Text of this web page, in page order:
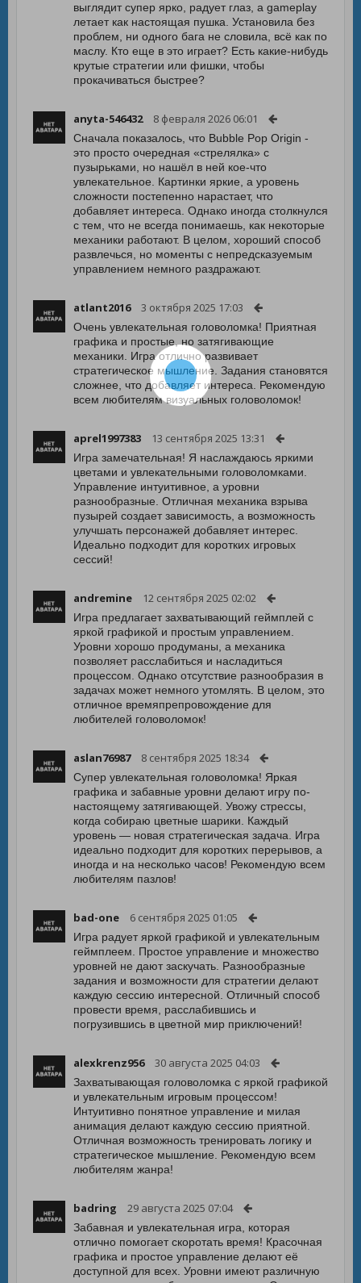
выглядит супер ярко, радует глаз, а gameplay
летает как настоящая пушка. Установила без
проблем, ни одного бага не словила, всё как по
маслу. Кто еще в это играет? Есть какие-нибудь
крутые стратегии или фишки, чтобы
прокачиваться быстрее?
anyta-546432 8 февраля 2026 06:01
Сначала показалось, что Bubble Pop Origin -
это просто очередная «стрелялка» с
пузырьками, но нашёл в ней кое-что
увлекательное. Картинки яркие, а уровень
сложности постепенно нарастает, что
добавляет интереса. Однако иногда столкнулся
с тем, что не всегда понимаешь, как некоторые
механики работают. В целом, хороший способ
развлечься, но моменты с непредсказуемым
управлением немного раздражают.
atlant2016 3 октября 2025 17:03
Очень увлекательная головоломка! Приятная
графика и простые, но затягивающие
механики. Игра отлично развивает
стратегическое мышление. Задания становятся
сложнее, что добавляет интереса. Рекомендую
всем любителям визуальных головоломок!
aprel1997383 13 сентября 2025 13:31
Игра замечательная! Я наслаждаюсь яркими
цветами и увлекательными головоломками.
Управление интуитивное, а уровни
разнообразные. Отличная механика взрыва
пузырей создает зависимость, а возможность
улучшать персонажей добавляет интерес.
Идеально подходит для коротких игровых
сессий!
andremine 12 сентября 2025 02:02
Игра предлагает захватывающий геймплей с
яркой графикой и простым управлением.
Уровни хорошо продуманы, а механика
позволяет расслабиться и насладиться
процессом. Однако отсутствие разнообразия в
задачах может немного утомлять. В целом, это
отличное времяпрепровождение для
любителей головоломок!
aslan76987 8 сентября 2025 18:34
Супер увлекательная головоломка! Яркая
графика и забавные уровни делают игру по-
настоящему затягивающей. Увожу стрессы,
когда собираю цветные шарики. Каждый
уровень — новая стратегическая задача. Игра
идеально подходит для коротких перерывов, а
иногда и на несколько часов! Рекомендую всем
любителям пазлов!
bad-one 6 сентября 2025 01:05
Игра радует яркой графикой и увлекательным
геймплеем. Простое управление и множество
уровней не дают заскучать. Разнообразные
задания и возможности для стратегии делают
каждую сессию интересной. Отличный способ
провести время, расслабившись и
погрузившись в цветной мир приключений!
alexkrenz956 30 августа 2025 04:03
Захватывающая головоломка с яркой графикой
и увлекательным игровым процессом!
Интуитивно понятное управление и милая
анимация делают каждую сессию приятной.
Отличная возможность тренировать логику и
стратегическое мышление. Рекомендую всем
любителям жанра!
badring 29 августа 2025 07:04
Забавная и увлекательная игра, которая
отлично помогает скоротать время! Красочная
графика и простое управление делают её
доступной для всех. Уровни имеют различную